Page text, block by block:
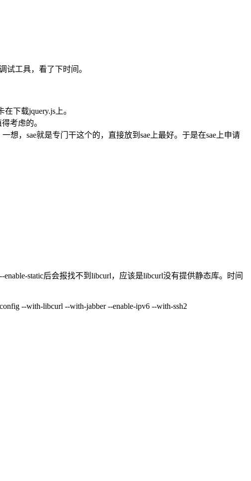
试工具，看了下时间。
下载jquery.js上。
考虑的。
，sae就是专门干这个的，直接放到sae上最好。于是在sae上申请
static后会报找不到libcurl，应该是libcurl没有提供静态库。时间
--with-libcurl --with-jabber --enable-ipv6 --with-ssh2